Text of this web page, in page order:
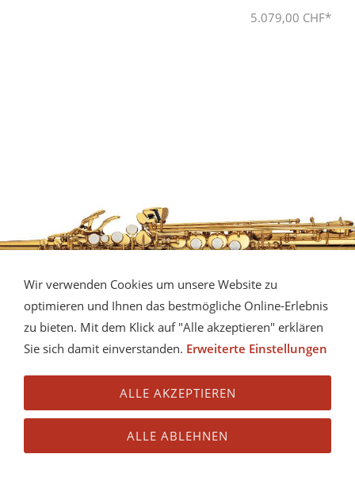
5.079,00 CHF*
SOPRAN-SAXOPHON YAMAHA YSS-475 LACK.
Wir verwenden Cookies um unsere Website zu
optimieren und Ihnen das bestmögliche Online-Erlebnis
zu bieten. Mit dem Klick auf "Alle akzeptieren" erklären
Sie sich damit einverstanden. Erweiterte Einstellungen
ALLE AKZEPTIEREN
ALLE ABLEHNEN